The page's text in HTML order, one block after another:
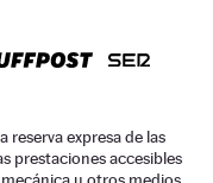
reserva expresa de las
prestaciones accesibles
u otros medios